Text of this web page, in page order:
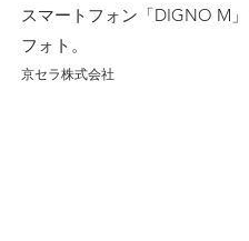
スマートフォン「DIGNO M
フォト。
京セラ株式会社